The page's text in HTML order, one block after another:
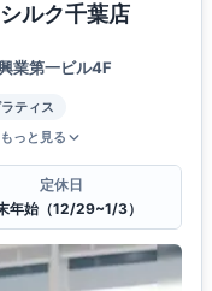
ルク千葉店
業第一ビル4F
ティス
もっと見る
定休日
年始（12/29~1/3）